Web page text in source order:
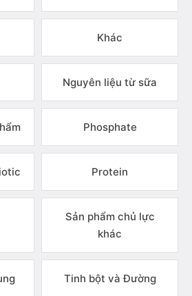
Khác
Nguyên liệu từ sữa
Phosphate
Protein
Sản phẩm chủ lực
khác
Tinh bột và Đường